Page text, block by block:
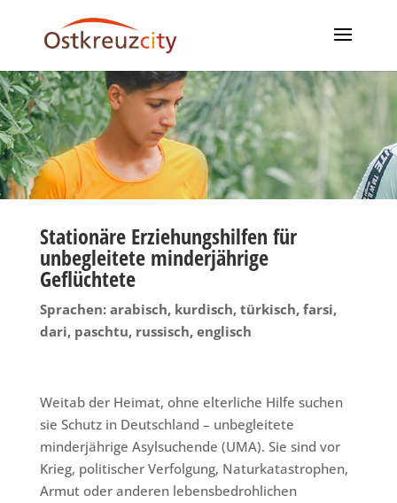
Stationäre Erziehungshilfen für
unbegleitete minderjährige
Geflüchtete
Sprachen: arabisch, kurdisch, türkisch, farsi,
dari, paschtu, russisch, englisch
Weitab der Heimat, ohne elterliche Hilfe suchen
sie Schutz in Deutschland – unbegleitete
minderjährige Asylsuchende (UMA). Sie sind vor
Krieg, politischer Verfolgung, Naturkatastrophen,
Armut oder anderen lebensbedrohlichen